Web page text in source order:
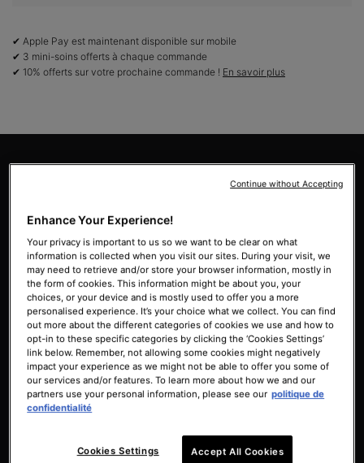
✔ Apple Pay est maintenant disponible sur mobile
✔ 3 mini-soins offerts à chaque commande
✔ 10% offerts sur votre prochaine commande ! En savoir plus
Les Bénéfices de Hydrating B5
Contient de fortes
concentrations d'acide
hyaluronique et de
vitamine B5
Optimise l'hydratation des
zones ciblées
Enhance Your Experience!
Your privacy is important to us so we want to be clear on what
information is collected when you visit our sites. During your visit, we
may need to retrieve and/or store your browser information, mostly in
the form of cookies. This information might be about you, your
choices, or your device and is mostly used to offer you a more
personalised experience. It’s your choice what we collect. You can find
out more about the different categories of cookies we use and how to
opt-in to these specific categories by clicking the ‘Cookies Settings’
link below. Remember, not allowing some cookies might negatively
impact your experience as we might not be able to offer you some of
our services and/or features. To learn more about how we and our
partners use your personal information, please see our politique de
confidentialité
Cookies Settings Accept All Cookies
Continue without Accepting